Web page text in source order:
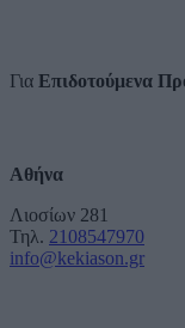
Για Επιδοτούμενα
Αθήνα
Λιοσίων 281
Τηλ. 2108547970
info@kekiason.gr